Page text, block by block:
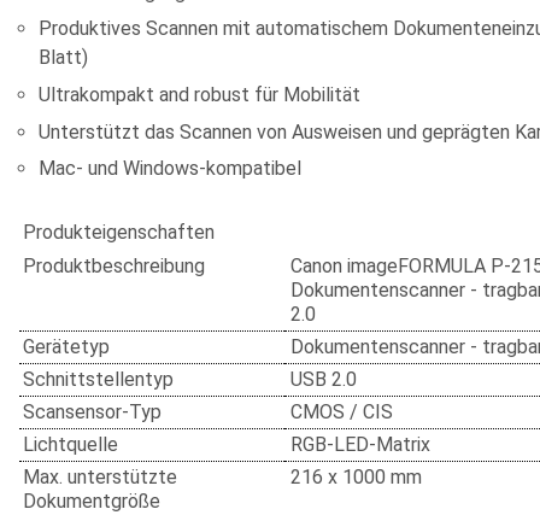
Produktives Scannen mit automatischem
Blatt)
Ultrakompakt and robust für Mobilität
Unterstützt das Scannen von Ausweisen und geprägten
Mac- und Windows-kompatibel
Produkteigenschaften
Produktbeschreibung
Canon imageFORMULA P-
Dokumentenscanner -
2.0
Gerätetyp
Dokumentenscanner -
Schnittstellentyp
USB 2.0
Scansensor-Typ
CMOS / CIS
Lichtquelle
RGB-LED-Matrix
Max. unterstützte
Dokumentgröße
216 x 1000 mm